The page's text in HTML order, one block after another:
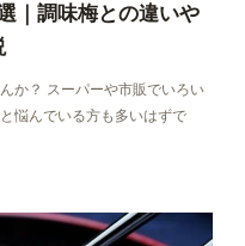
｜調味梅との違いや
か？ スーパーや市販でいろい
悩んでいる方も多いはずで